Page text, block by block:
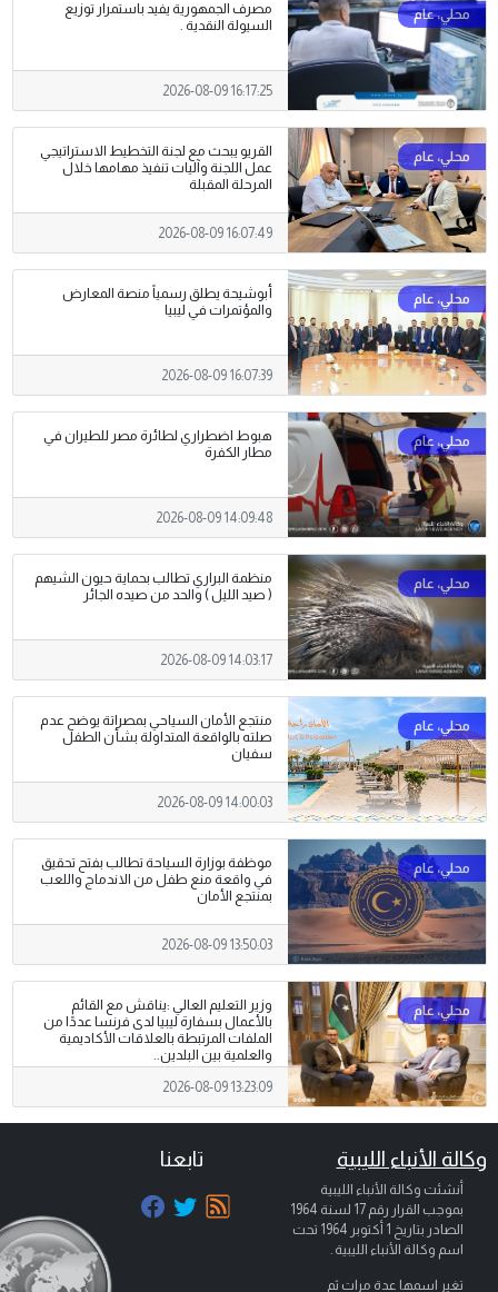
مصرف الجمهورية يفيد باستمرار توزيع
السيولة النقدية .
2026-08-09 16:17:25
القريو يبحث مع لجنة التخطيط الاستراتيجي
عمل اللجنة وآليات تنفيذ مهامها خلال
المرحلة المقبلة
2026-08-09 16:07:49
أبوشيحة يطلق رسمياً منصة المعارض
والمؤتمرات في ليبيا
2026-08-09 16:07:39
هبوط اضطراري لطائرة مصر للطيران في
مطار الكفرة
2026-08-09 14:09:48
منظمة البراري تطالب بحماية حيون الشيهم
( صيد الليل ) والحد من صيده الجائر
2026-08-09 14:03:17
منتجع الأمان السياحي بمصراتة يوضح عدم
صلته بالواقعة المتداولة بشأن الطفل
سفيان
2026-08-09 14:00:03
موظفة بوزارة السياحة تطالب بفتح تحقيق
في واقعة منع طفل من الاندماج واللعب
بمنتجع الأمان
2026-08-09 13:50:03
وزير التعليم العالي :يناقش مع القائم
بالأعمال بسفارة ليبيا لدى فرنسا عددًا من
الملفات المرتبطة بالعلاقات الأكاديمية
والعلمية بين البلدين..
2026-08-09 13:23:09
وكالة الأنباء الليبية
أنشئت وكالة الأنباء الليبية
بموجب القرار رقم 17 لسنة 1964
الصادر بتاريخ 1 أكتوبر 1964
تحت
اسم وكالة الأنباء الليبية .
تغير اسمها عدة مرات ثم
تابعنا